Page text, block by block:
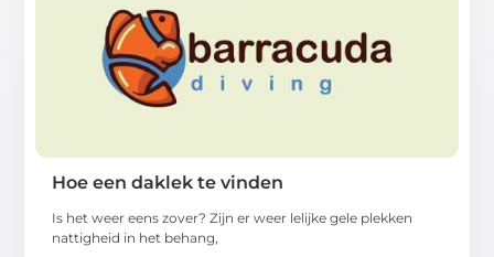
Hoe een daklek te vinden
Is het weer eens zover? Zijn er weer lelijke gele plekken
nattigheid in het behang,